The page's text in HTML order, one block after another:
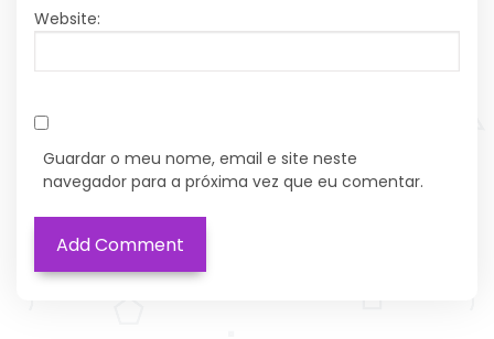
Website:
Guardar o meu nome, email e site neste
navegador para a próxima vez que eu comentar.